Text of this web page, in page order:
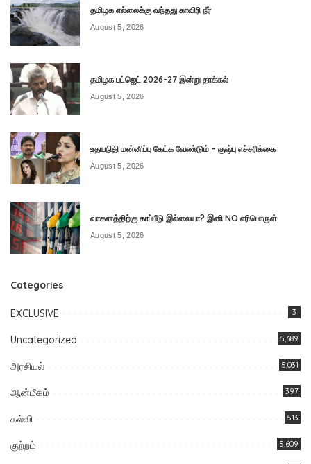
தமிழக எல்லைக்கு வந்தது காவிரி நீர்
August 5, 2026
தமிழக பட்ஜெட் 2026-27 இன்று தாக்கல்
August 5, 2026
உதயநிதி மன்னிப்பு கேட்க வேண்டும் – குஷ்பு எச்சரிக்கை
August 5, 2026
வாகனத்திற்கு காப்பீடு இல்லையா? இனி NO எரிபொருள்
August 5, 2026
Categories
EXCLUSIVE 3
Uncategorized 5,689
அரசியல் 5,031
ஆன்மீகம் 397
கல்வி 513
குற்றம் 5,609